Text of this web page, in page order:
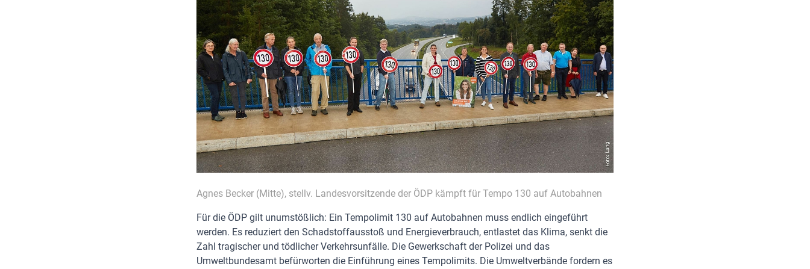
Agnes Becker (Mitte), stellv. Landesvorsitzende der ÖDP kämpft für Tempo 130 auf Autobahnen
Für die ÖDP gilt unumstößlich: Ein Tempolimit 130 auf Autobahnen muss endlich eingeführt
werden. Es reduziert den Schadstoffausstoß und Energieverbrauch, entlastet das Klima, senkt die
Zahl tragischer und tödlicher Verkehrsunfälle. Die Gewerkschaft der Polizei und das
Umweltbundesamt befürworten die Einführung eines Tempolimits. Die Umweltverbände fordern es